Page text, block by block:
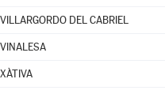
VILLARGORDO DEL CABRIEL
VINALESA
XÀTIVA